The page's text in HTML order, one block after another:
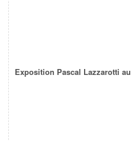
Exposition Pascal Lazzarotti